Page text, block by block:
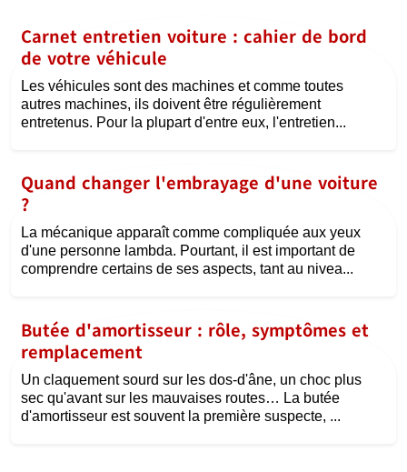
Carnet entretien voiture : cahier de bord
de votre véhicule
Les véhicules sont des machines et comme toutes
autres machines, ils doivent être régulièrement
entretenus. Pour la plupart d'entre eux, l'entretien...
Quand changer l'embrayage d'une voiture
?
La mécanique apparaît comme compliquée aux yeux
d'une personne lambda. Pourtant, il est important de
comprendre certains de ses aspects, tant au nivea...
Butée d'amortisseur : rôle, symptômes et
remplacement
Un claquement sourd sur les dos-d'âne, un choc plus
sec qu'avant sur les mauvaises routes… La butée
d'amortisseur est souvent la première suspecte, ...